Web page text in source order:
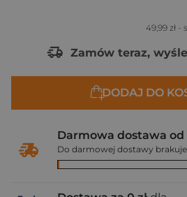
49,99 zł -
Zamów teraz,
DODAJ DO
Darmowa dostawa od
Do darmowej dostawy brakuje